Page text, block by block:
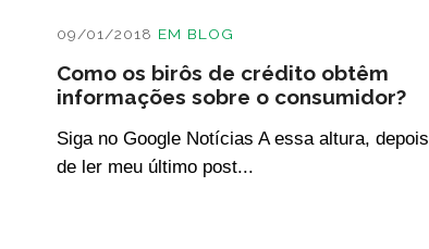
09/01/2018 EM BLOG
Como os birôs de crédito obtêm
informações sobre o consumidor?
Siga no Google Notícias A essa altura, depois
de ler meu último post...